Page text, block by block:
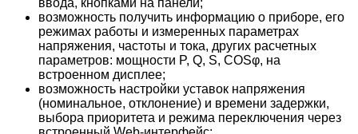
возможность получить информацию о приборе, его
режимах работы и измеренных параметрах
напряжения, частоты и тока, других расчетных
параметров: мощности P, Q, S, COSφ, на
встроенном дисплее;
возможность настройки уставок напряжения
(номинальное, отклонение) и времени задержки,
выбора приоритета и режима переключения через